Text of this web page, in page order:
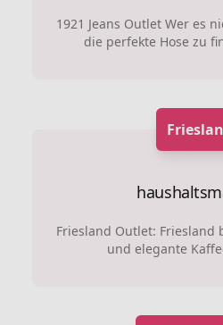
1921 Jeans Outlet Wer es
die perfekte Hose zu
Friesland Outlet: Friesland
und elegante